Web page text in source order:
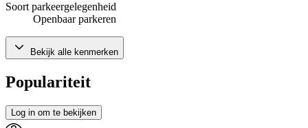
Soort parkeergelegenheid
Openbaar parkeren
Bekijk alle kenmerken
Populariteit
Log in om te bekijken